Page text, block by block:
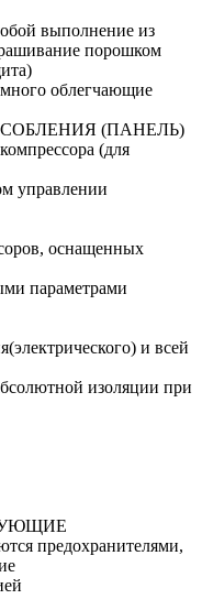
выполнение из
порошком
облегчающие
(ПАНЕЛЬ)
(для
управлении
оснащенных
параметрами
и всей
изоляции при
предохранителями,